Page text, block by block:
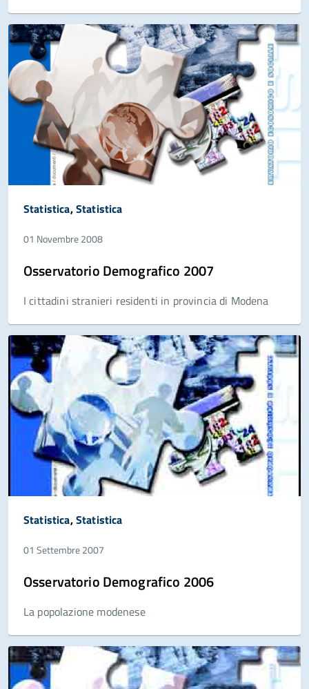
Statistica,Statistica
01 Novembre 2008
Osservatorio Demografico 2007
I cittadini stranieri residenti in provincia di Modena
Statistica,Statistica
01 Settembre 2007
Osservatorio Demografico 2006
La popolazione modenese